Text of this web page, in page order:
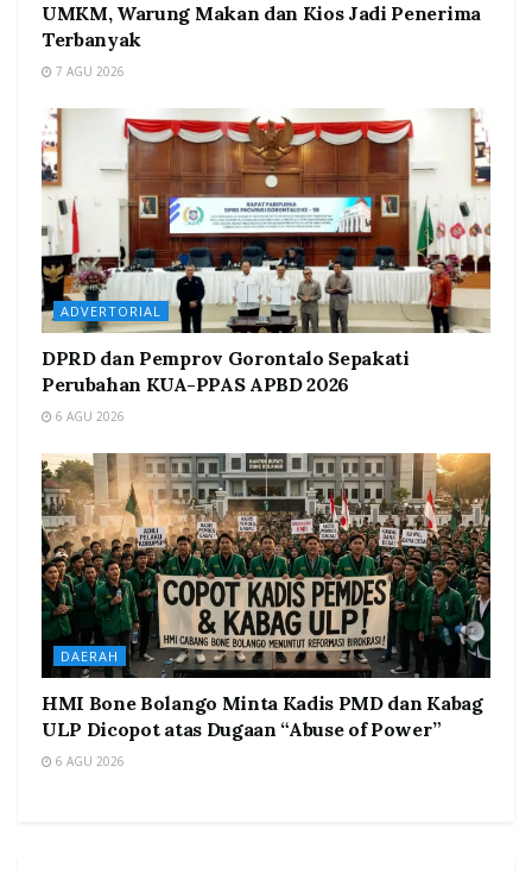
UMKM, Warung Makan dan Kios Jadi Penerima
Terbanyak
7 AGU 2026
ADVERTORIAL
DPRD dan Pemprov Gorontalo Sepakati
Perubahan KUA-PPAS APBD 2026
6 AGU 2026
DAERAH
HMI Bone Bolango Minta Kadis PMD dan Kabag
ULP Dicopot atas Dugaan “Abuse of Power”
6 AGU 2026